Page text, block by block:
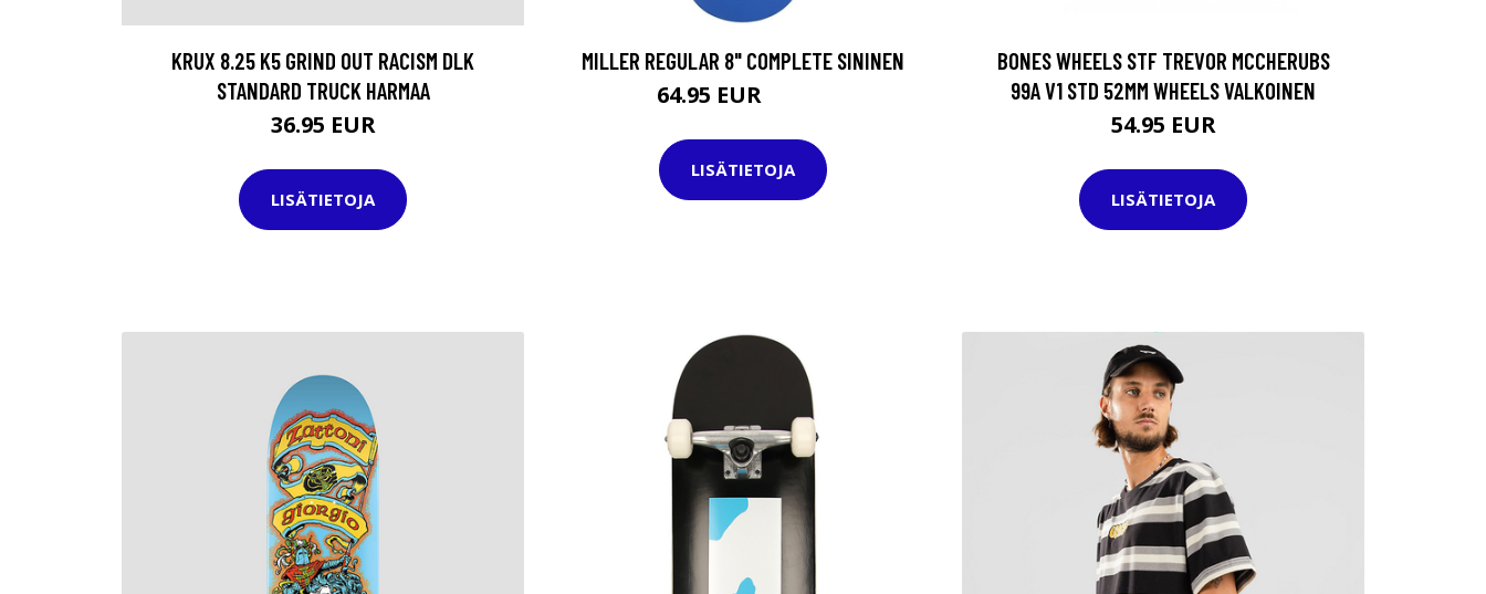
KRUX 8.25 K5 GRIND OUT RACISM DLK
STANDARD TRUCK HARMAA
36.95 EUR
LISÄTIETOJA
MILLER REGULAR 8" COMPLETE SININEN
64.95 EUR
LISÄTIETOJA
BONES WHEELS STF TREVOR MCCHERUBS
99A V1 STD 52MM WHEELS VALKOINEN
54.95 EUR
LISÄTIETOJA